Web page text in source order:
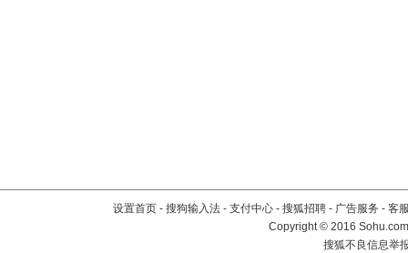
设置首页 - 搜狗输入法 - 支付中心 - 搜狐招聘 - 广告服务 - 客
Copyright©2016
搜狐不良信息举